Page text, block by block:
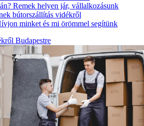
Remek helyen jár, vállalkozásunk
bútorszállítás vidékről
minket és mi örömmel segítünk
Budapestre